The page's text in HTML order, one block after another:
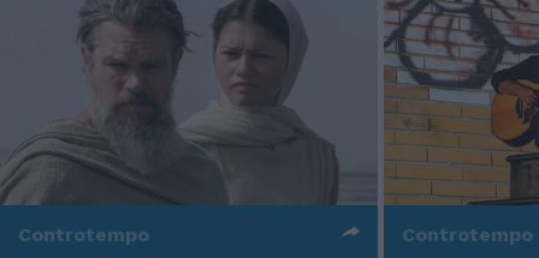
Controtempo Controtempo